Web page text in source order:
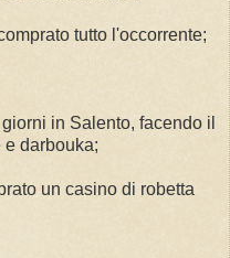
tutto l'occorrente;
in Salento, facendo il
e darbouka;
un casino di robetta